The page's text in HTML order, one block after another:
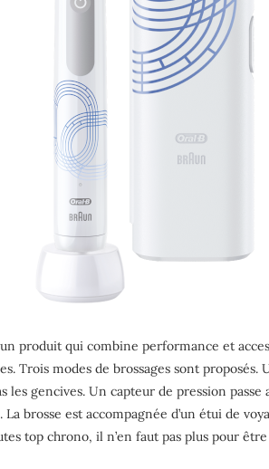
produit qui combine performance et
Trois modes de brossages sont
les gencives. Un capteur de pression
brosse est accompagnée d’un étui de
top chrono, il n’en faut pas plus pour